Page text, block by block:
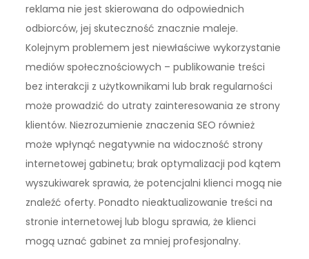
reklama nie jest skierowana do odpowiednich
odbiorców, jej skuteczność znacznie maleje.
Kolejnym problemem jest niewłaściwe wykorzystanie
mediów społecznościowych – publikowanie treści
bez interakcji z użytkownikami lub brak regularności
może prowadzić do utraty zainteresowania ze strony
klientów. Niezrozumienie znaczenia SEO również
może wpłynąć negatywnie na widoczność strony
internetowej gabinetu; brak optymalizacji pod kątem
wyszukiwarek sprawia, że potencjalni klienci mogą nie
znaleźć oferty. Ponadto nieaktualizowanie treści na
stronie internetowej lub blogu sprawia, że klienci
mogą uznać gabinet za mniej profesjonalny.